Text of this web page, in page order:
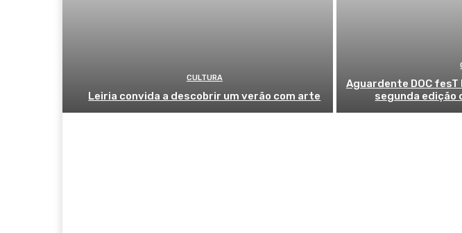
CULTURA
Leiria convida a descobrir um verão com arte
Aguardente DOC fesT
segunda edição